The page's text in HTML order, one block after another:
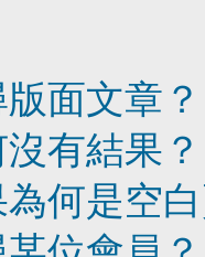
面文章？
有結果？
何是空